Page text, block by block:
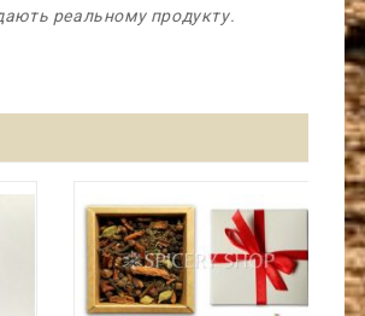
реальному продукту.